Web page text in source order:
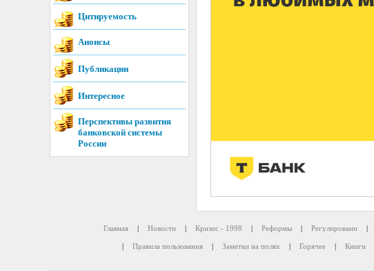
Цитируемость
Анонсы
Публикации
Интересное
Перспективы развития
банковской системы
России
Главная | Новости | Кризис - 1998 | Реформы | Регулировани |
| Правила пользования | Заметки на полях | Горячее | Книги